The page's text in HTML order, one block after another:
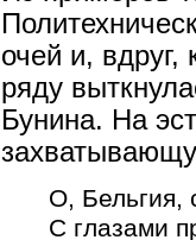
очей и, вдруг,
ряду
Бунина. На
О, Бельгия,
С глазами